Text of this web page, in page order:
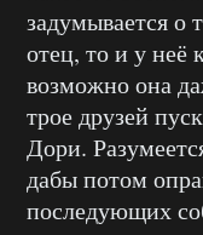
задумывается о
отец, то и у неё
возможно она
трое друзей
Дори.
дабы потом
последующих